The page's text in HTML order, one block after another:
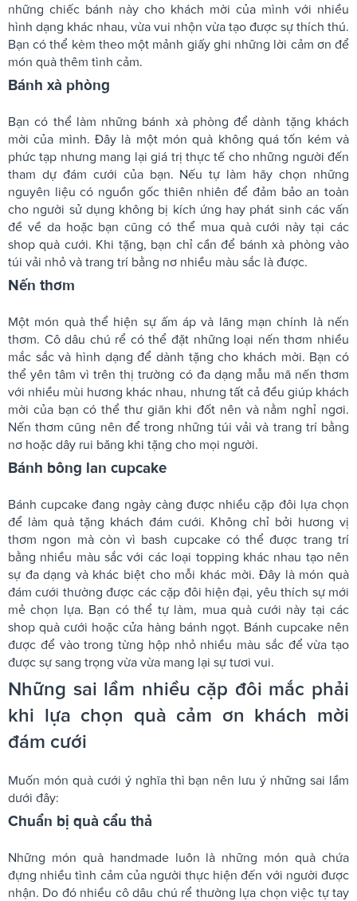
những chiếc bánh này cho khách mời của mình với nhiều
hình dạng khác nhau, vừa vui nhộn vừa tạo được sự thích thú.
Bạn có thể kèm theo một mảnh giấy ghi những lời cảm ơn để
món quà thêm tình cảm.
Bánh xà phòng
Bạn có thể làm những bánh xà phòng để dành tặng khách
mời của mình. Đây là một món quà không quá tốn kém và
phức tạp nhưng mang lại giá trị thực tế cho những người đến
tham dự đám cưới của bạn. Nếu tự làm hãy chọn những
nguyên liệu có nguồn gốc thiên nhiên để đảm bảo an toàn
cho người sử dụng không bị kích ứng hay phát sinh các vấn
đề về da hoặc bạn cũng có thể mua quà cưới này tại các
shop quà cưới. Khi tặng, bạn chỉ cần để bánh xà phòng vào
túi vải nhỏ và trang trí bằng nơ nhiều màu sắc là được.
Nến thơm
Một món quà thể hiện sự ấm áp và lãng mạn chính là nến
thơm. Cô dâu chú rể có thể đặt những loại nến thơm nhiều
mắc sắc và hình dạng để dành tặng cho khách mời. Bạn có
thể yên tâm vì trên thị trường có đa dạng mẫu mã nến thơm
với nhiều mùi hương khác nhau, nhưng tất cả đều giúp khách
mời của bạn có thể thư giãn khi đốt nên và nằm nghỉ ngơi.
Nến thơm cũng nên để trong những túi vải và trang trí bằng
nơ hoặc dây rui băng khi tặng cho mọi người.
Bánh bông lan cupcake
Bánh cupcake đang ngày càng được nhiều cặp đôi lựa chọn
để làm quà tặng khách đám cưới. Không chỉ bởi hương vị
thơm ngon mà còn vì bash cupcake có thể được trang trí
bằng nhiều màu sắc với các loại topping khác nhau tạo nên
sự đa dạng và khác biệt cho mỗi khác mời. Đây là món quà
đám cưới thường được các cặp đôi hiện đại, yêu thích sự mới
mẻ chọn lựa. Bạn có thể tự làm, mua quà cưới này tại các
shop quà cưới hoặc cửa hàng bánh ngọt. Bánh cupcake nên
được để vào trong từng hộp nhỏ nhiều màu sắc để vừa tạo
được sự sang trọng vừa vừa mang lại sự tươi vui.
Những sai lầm nhiều cặp đôi mắc phải
khi lựa chọn quà cảm ơn khách mời
đám cưới
Muốn món quà cưới ý nghĩa thì bạn nên lưu ý những sai lầm
dưới đây:
Chuẩn bị quà cẩu thả
Những món quà handmade luôn là những món quà chứa
đựng nhiều tình cảm của người thực hiện đến với người được
nhận. Do đó nhiều cô dâu chú rể thường lựa chọn việc tự tay